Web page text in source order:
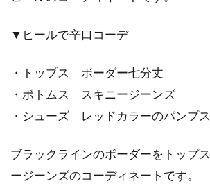
▼ヒールで辛口コーデ
・トップス ボーダー七分丈
・ボトムス スキニージーンズ
・シューズ レッドカラーのパンプス
ブラックラインのボーダーをトップ
ージーンズのコーディネートです。